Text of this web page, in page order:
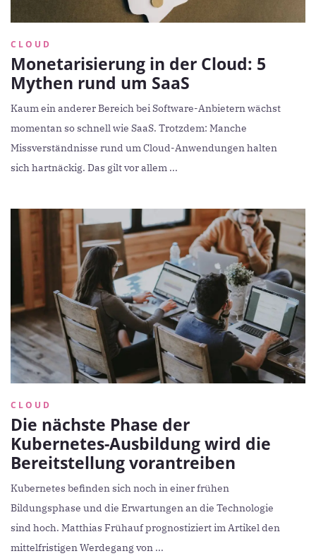
CLOUD
Monetarisierung in der Cloud: 5
Mythen rund um SaaS
Kaum ein anderer Bereich bei Software-Anbietern wächst
momentan so schnell wie SaaS. Trotzdem: Manche
Missverständnisse rund um Cloud-Anwendungen halten
sich hartnäckig. Das gilt vor allem ...
CLOUD
Die nächste Phase der
Kubernetes-Ausbildung wird die
Bereitstellung vorantreiben
Kubernetes befinden sich noch in einer frühen
Bildungsphase und die Erwartungen an die Technologie
sind hoch. Matthias Frühauf prognostiziert im Artikel den
mittelfristigen Werdegang von ...